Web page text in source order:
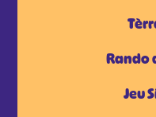
Rando
Jeu